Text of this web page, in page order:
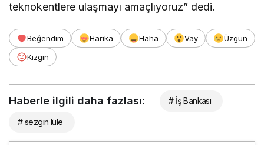
teknokentlere ulaşmayı amaçlıyoruz” dedi.
Beğendim Harika Haha Vay
Üzgün
Kızgın
Haberle ilgili daha fazlası: # İş Bankası
# sezgin lüle